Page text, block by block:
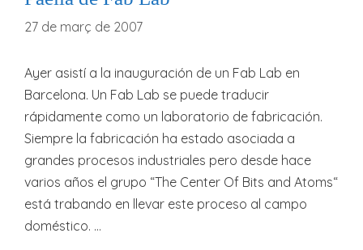
27 de març de 2007
Ayer asistí a la inauguración de un Fab Lab en
Barcelona. Un Fab Lab se puede traducir
rápidamente como un laboratorio de fabricación.
Siempre la fabricación ha estado asociada a
grandes procesos industriales pero desde hace
varios años el grupo “The Center Of Bits and Atoms“
está trabando en llevar este proceso al campo
doméstico. …